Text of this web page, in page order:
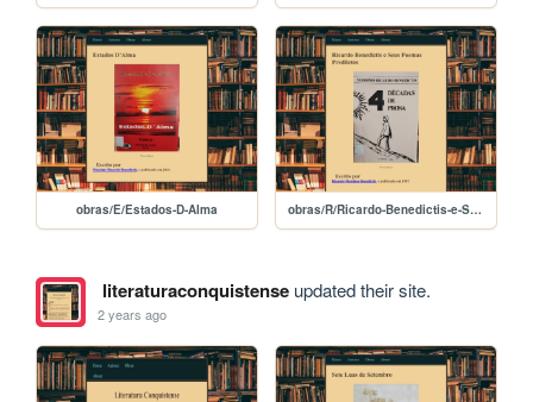
obras/E/Estados-D-Alma obras/R/Ricardo-Benedictis-e-Seus-Poemas-Prediletos
literaturaconquistenseupdated their site.
2 years ago